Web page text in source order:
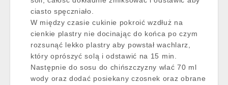
ciasto spęczniało.
W między czasie cukinie pokroić wzdłuż na
cienkie plastry nie docinając do końca po czym
rozsunąć lekko plastry aby powstał wachlarz,
który oprószyć solą i odstawić na 15 min.
Następnie do sosu do chińszczyzny wlać 70 ml
wody oraz dodać posiekany czosnek oraz obrane